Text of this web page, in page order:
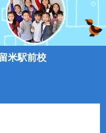
米駅前校